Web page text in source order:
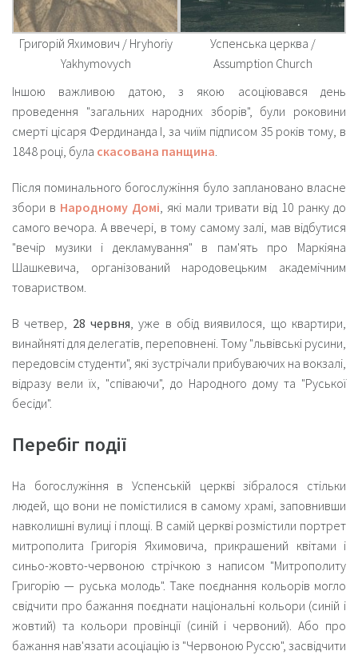
Григорій Яхимович / Hryhoriy
Yakhymovych
Успенська церква /
Assumption Church
Іншою важливою датою, з якою асоціювався день
проведення "загальних народних зборів", були роковини
смерті цісаря Фердинанда І, за чиїм підписом 35 років тому, в
1848 році, була скасована панщина.
Після поминального богослужіння було заплановано власне
збори в Народному Домі, які мали тривати від 10 ранку до
самого вечора. А ввечері, в тому самому залі, мав відбутися
"вечір музики і декламування" в пам'ять про Маркіяна
Шашкевича, організований народовецьким академічним
товариством.
В четвер, 28 червня, уже в обід виявилося, що квартири,
винайняті для делегатів, переповнені. Тому "львівські русини,
передовсім студенти", які зустрічали прибуваючих на вокзалі,
відразу вели їх, "співаючи", до Народного дому та "Руської
бесіди".
Перебіг події
На богослужіння в Успенській церкві зібралося стільки
людей, що вони не помістилися в самому храмі, заповнивши
навколишні вулиці і площі. В самій церкві розмістили портрет
митрополита Григорія Яхимовича, прикрашений квітами і
синьо-жовто-червоною стрічкою з написом "Митрополиту
Григорію — руська молодь". Таке поєднання кольорів могло
свідчити про бажання поєднати національні кольори (синій і
жовтий) та кольори провінції (синій і червоний). Або про
бажання нав'язати асоціацію із "Червоною Руссю", засвідчити